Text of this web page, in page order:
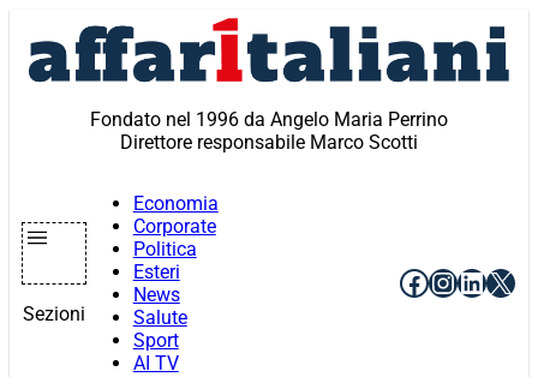
contenuto
Fondato nel 1996 da Angelo Maria Perrino
Direttore responsabile Marco Scotti
Sezioni
Economia
Corporate
Politica
Esteri
News
Salute
Sport
AI TV
Facebook
X